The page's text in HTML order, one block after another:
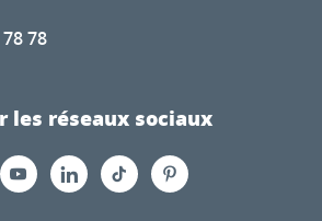
78
les réseaux sociaux